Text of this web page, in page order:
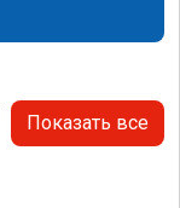
Показать все